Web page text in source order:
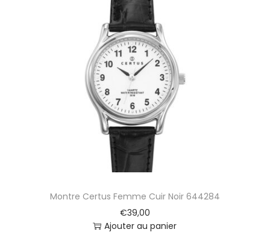
Montre Certus Femme Cuir Noir 644284
€39,00
Ajouter au panier